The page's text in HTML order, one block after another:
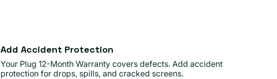
Add Accident Protection
Your Plug 12-Month Warranty covers defects. Add accident
protection for drops, spills, and cracked screens.